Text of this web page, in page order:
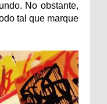
No obstante,
tal que marque